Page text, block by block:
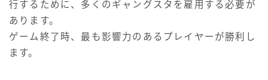
行するために、多くのギャングスタを雇用する必要が
あります。
ゲーム終了時、最も影響力のあるプレイヤーが勝利し
ます。